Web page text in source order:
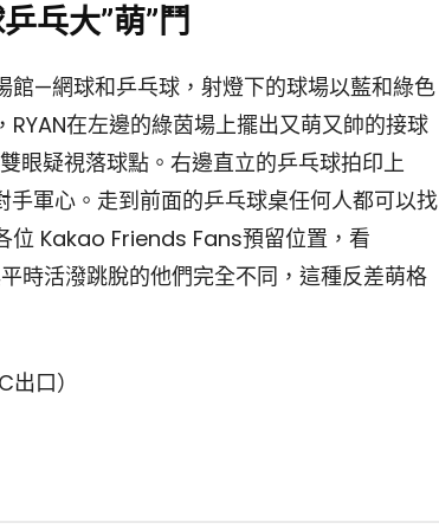
乓大”萌”鬥
館—網球和乒乓球，射燈下的球場以藍和綠色
在左邊的綠茵場上擺出又萌又帥的接球
眼疑視落球點。右邊直立的乒乓球拍印上
軍心。走到前面的乒乓球桌任何人都可以找
位 Kakao Friends Fans預留位置，看
時活潑跳脫的他們完全不同，這種反差萌格
口）